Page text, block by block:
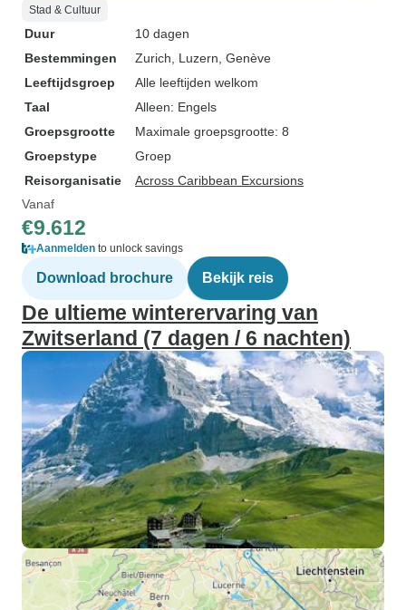
Stad & Cultuur
Duur
10 dagen
Bestemmingen
Zurich , Luzern , Genève
Leeftijdsgroep
Alle leeftijden welkom
Taal
Alleen: Engels
Groepsgrootte
Maximale groepsgrootte: 8
Groepstype
Groep
Reisorganisatie
Across Caribbean Excursions
Vanaf
€9.612
Aanmelden to unlock savings
Download brochure Bekijk reis
De ultieme winterervaring van
Zwitserland (7 dagen / 6 nachten)